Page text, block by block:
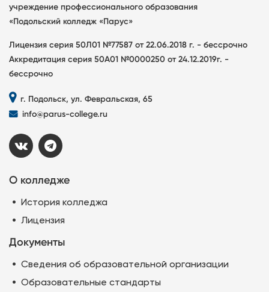
учреждение профессионального образования
«Подольский колледж «Парус»
Лицензия серия 50Л01 №77587 от 22.06.2018 г. - бессрочно
Аккредитация серия 50А01 №0000250 от 24.12.2019г. -
бессрочно
г. Подольск, ул. Февральская, 65
info@parus-college.ru
О колледже
История колледжа
Лицензия
Документы
Сведения об образовательной организации
Образовательные стандарты